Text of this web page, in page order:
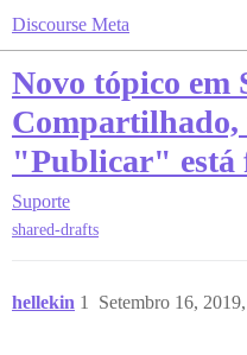
Discourse Meta
Novo tópico em
Compartilhado,
"Publicar" está
Suporte
shared-drafts
hellekin Setembro 16,
1